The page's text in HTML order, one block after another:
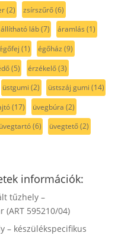
(2) zsírszűrő(6)
állítható láb(7) áramlás (1)
(1) égőház (9)
(5) érzékelő(3)
üstgumi (2) üstszáj gumi (14)
(17) üvegbúra (2)
üvegtartó(6) üvegtető(2)
információk:
tűzhely –
(ART 595210/04)
– készülékspecifikus